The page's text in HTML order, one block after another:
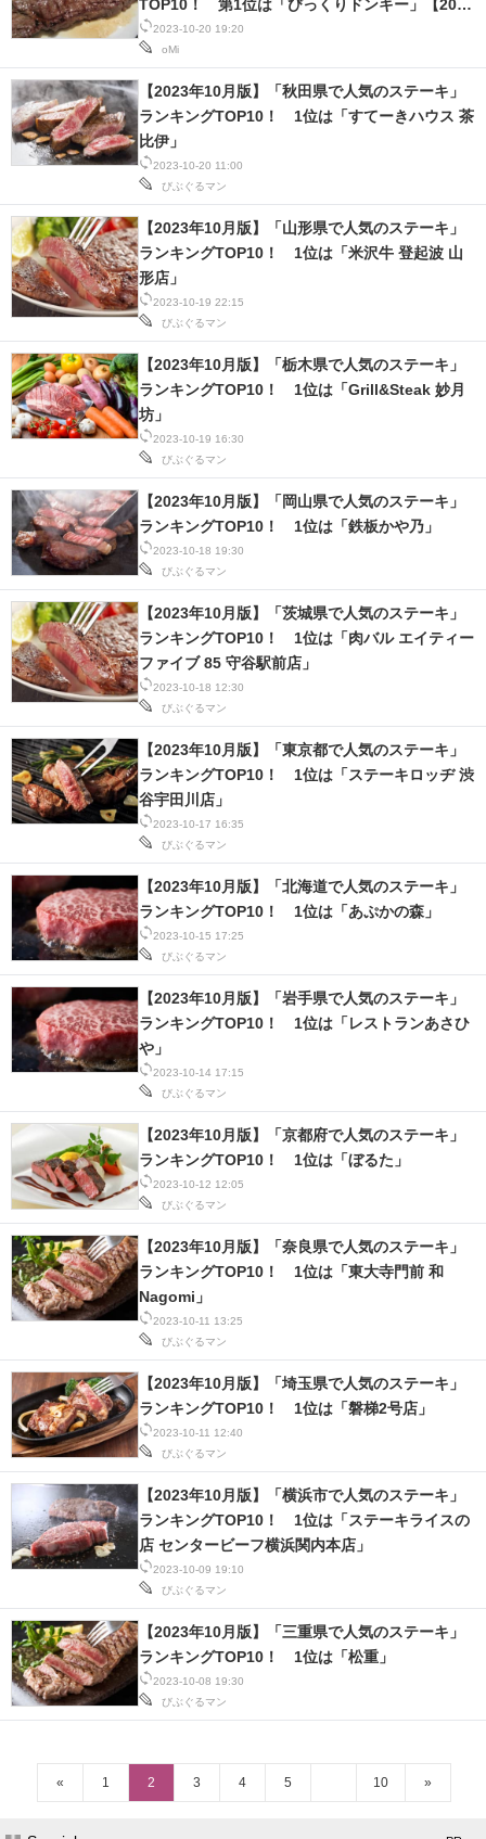
2023-10-20 19:20
oMi
TOP10！ 第1位は「びっくりドンキー」【2023
年最新調査結果】
2023-10-20 11:00
びぶぐるマン
【2023年10月版】「秋田県で人気のステーキ」
ランキングTOP10！ 1位は「すてーきハウス 茶
比伊」
2023-10-19 22:15
びぶぐるマン
【2023年10月版】「山形県で人気のステーキ」
ランキングTOP10！ 1位は「米沢牛 登起波 山
形店」
2023-10-19 16:30
びぶぐるマン
【2023年10月版】「栃木県で人気のステーキ」
ランキングTOP10！ 1位は「Grill&Steak 妙月
坊」
2023-10-18 19:30
びぶぐるマン
【2023年10月版】「岡山県で人気のステーキ」
ランキングTOP10！ 1位は「鉄板かや乃」
2023-10-18 12:30
びぶぐるマン
【2023年10月版】「茨城県で人気のステーキ」
ランキングTOP10！ 1位は「肉バル エイティー
ファイブ 85 守谷駅前店」
2023-10-17 16:35
びぶぐるマン
【2023年10月版】「東京都で人気のステーキ」
ランキングTOP10！ 1位は「ステーキロッヂ 渋
谷宇田川店」
2023-10-15 17:25
びぶぐるマン
【2023年10月版】「北海道で人気のステーキ」
ランキングTOP10！ 1位は「あぷかの森」
2023-10-14 17:15
びぶぐるマン
【2023年10月版】「岩手県で人気のステーキ」
ランキングTOP10！ 1位は「レストランあさひ
や」
2023-10-12 12:05
びぶぐるマン
【2023年10月版】「京都府で人気のステーキ」
ランキングTOP10！ 1位は「ぼるた」
2023-10-11 13:25
びぶぐるマン
【2023年10月版】「奈良県で人気のステーキ」
ランキングTOP10！ 1位は「東大寺門前 和
Nagomi」
2023-10-11 12:40
びぶぐるマン
【2023年10月版】「埼玉県で人気のステーキ」
ランキングTOP10！ 1位は「磐梯2号店」
2023-10-09 19:10
びぶぐるマン
【2023年10月版】「横浜市で人気のステーキ」
ランキングTOP10！ 1位は「ステーキライスの
店 センタービーフ横浜関内本店」
2023-10-08 19:30
びぶぐるマン
【2023年10月版】「三重県で人気のステーキ」
ランキングTOP10！ 1位は「松重」
« 1 2 3 4 5 10 »